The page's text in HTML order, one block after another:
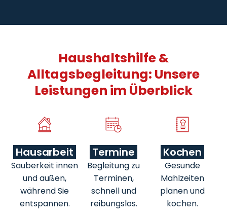
Haushaltshilfe &
Alltagsbegleitung: Unsere
Leistungen im Überblick
Hausarbeit
Sauberkeit innen
und außen,
während Sie
entspannen.
Termine
Begleitung zu
Terminen,
schnell und
reibungslos.
Kochen
Gesunde
Mahlzeiten
planen und
kochen.